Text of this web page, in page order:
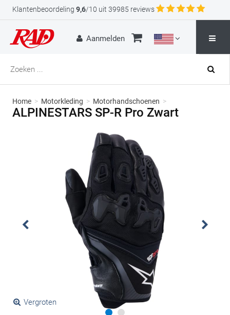
Klantenbeoordeling 9,6/10 uit 39985 reviews
Aanmelden
Home > Motorkleding > Motorhandschoenen >
ALPINESTARS SP-R Pro Zwart
Vergroten